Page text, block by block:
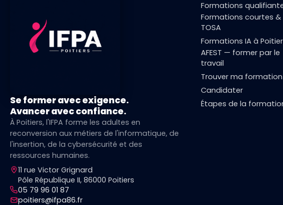
Se former avec exigence.
Avancer avec confiance.
À Poitiers, l'IFPA forme les adultes en
reconversion aux métiers de l'informatique, de
l'insertion, de la cybersécurité et des
ressources humaines.
11 rue Victor Grignard
Pôle République II, 86000 Poitiers
05 79 96 01 87
poitiers@ifpa86.fr
Formations
Formations courtes &
TOSA
Formations IA à
AFEST — former par le
travail
Trouver ma formation
Candidater
Étapes de la